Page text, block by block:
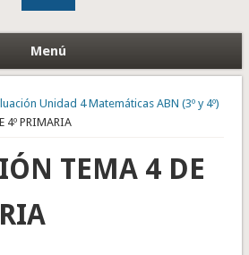
Menú
Unidad 4 Matemáticas ABN (3º y 4º)
4º PRIMARIA
TEMA 4 DE